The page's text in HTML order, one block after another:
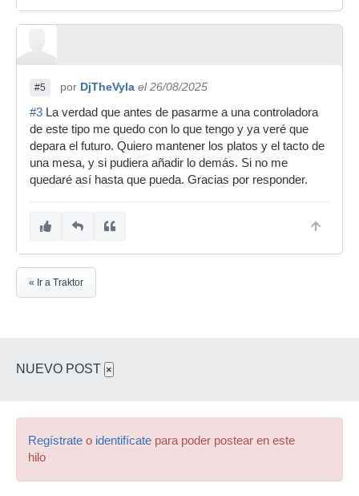
#5 por DjTheVyla el 26/08/2025
#3 La verdad que antes de pasarme a una controladora
de este tipo me quedo con lo que tengo y ya veré que
depara el futuro. Quiero mantener los platos y el tacto de
una mesa, y si pudiera añadir lo demás. Si no me
quedaré así hasta que pueda. Gracias por responder.
« Ir a Traktor
NUEVO POST ×
Regístrate o identifícate para poder postear en este
hilo